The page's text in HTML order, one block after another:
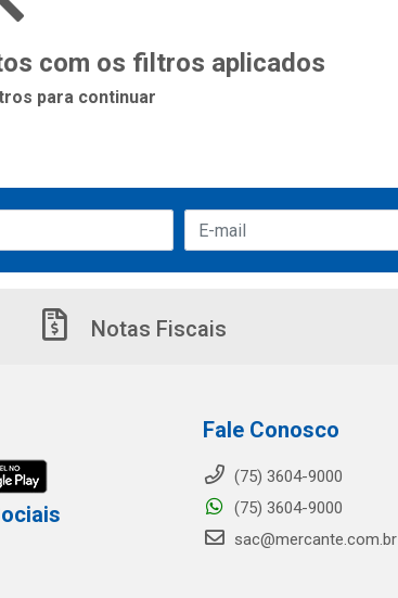
com os filtros aplicados
para continuar
Notas Fiscais
Fale Conosco
(75) 3604-9000
(75) 3604-9000
sac@mercante.com.br